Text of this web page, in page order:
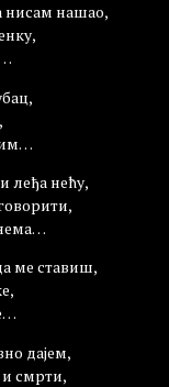
нисам нашао,
леђа нећу,
ме ставиш,
дајем,
и смрти,